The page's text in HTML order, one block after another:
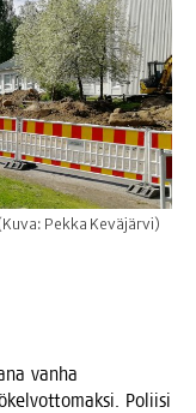
Pekka Keväjärvi)
van­ha
Polii­si